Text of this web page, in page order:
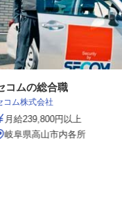
セコムの総合職
セコム株式会社
月給239,800円以上